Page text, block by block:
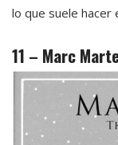
lo que suele hacer
11 – Marc